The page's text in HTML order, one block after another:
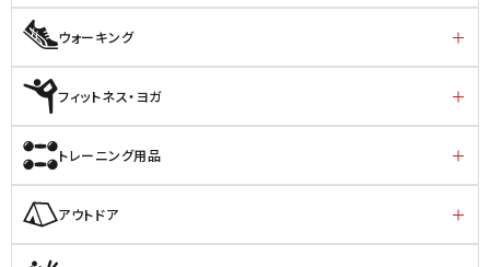
ウォーキング
フィットネス・ヨガ
トレーニング用品
アウトドア